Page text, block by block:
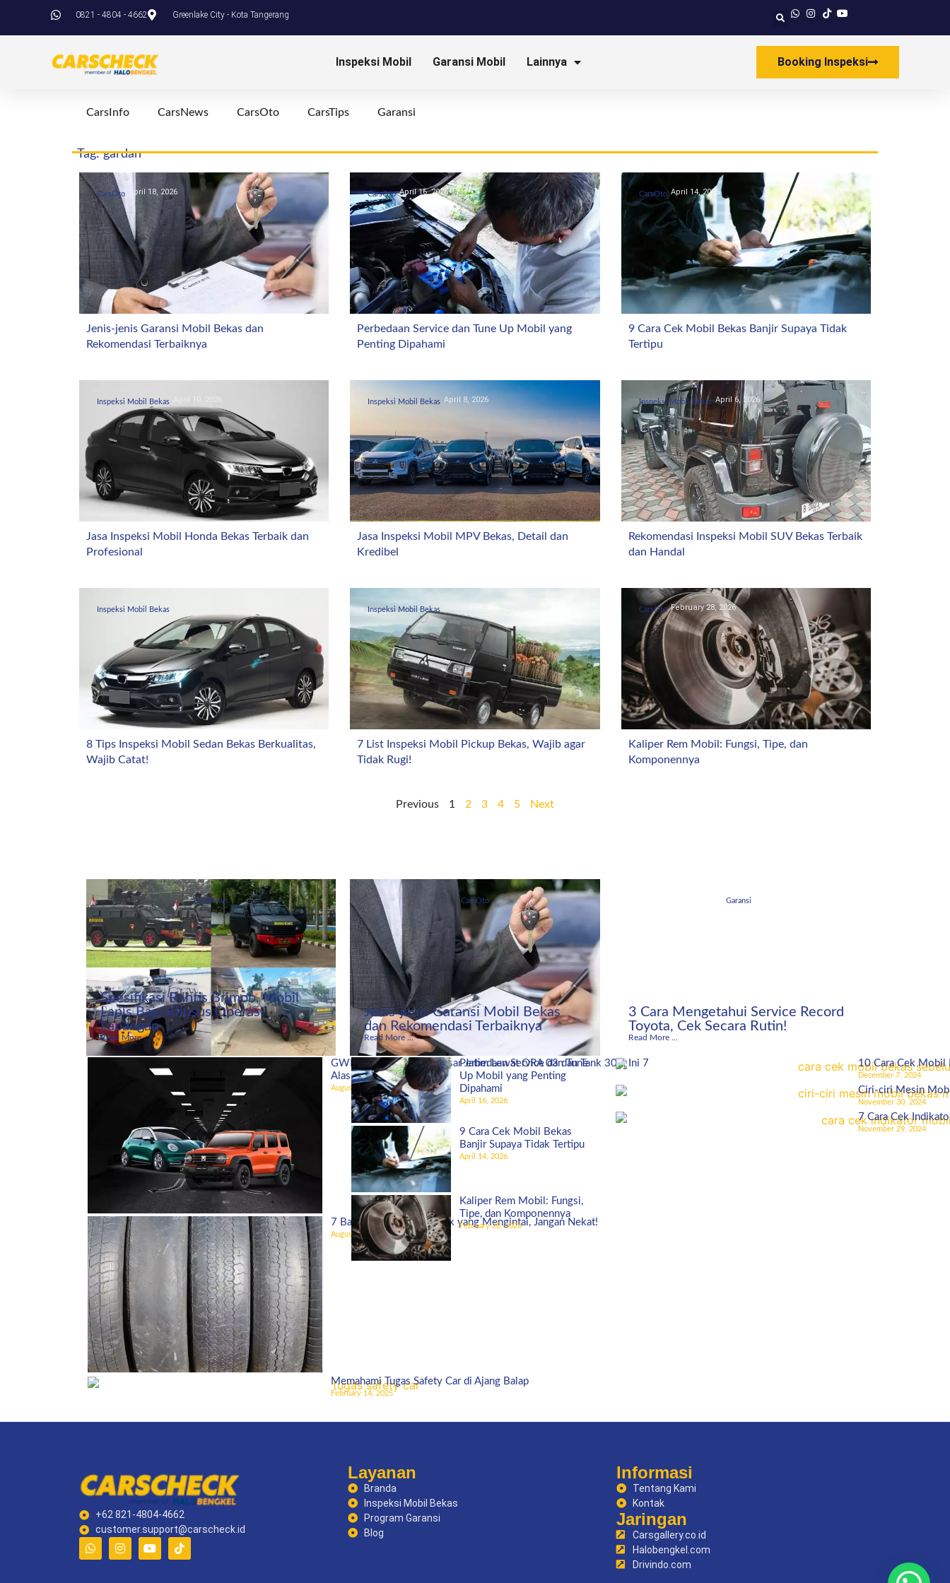
0821 - 4804 - 4662 Greenlake City - Kota Tangerang
Inspeksi Mobil Garansi Mobil Lainnya Booking Inspeksi
CarsInfo CarsNews CarsOto CarsTips Garansi
Tag: gardan
CarsOto April 18, 2026
Jenis-jenis Garansi Mobil Bekas dan
Rekomendasi Terbaiknya
CarsOto April 16, 2026
Perbedaan Service dan Tune Up Mobil yang
Penting Dipahami
CarsOto April 14, 2026
9 Cara Cek Mobil Bekas Banjir Supaya Tidak
Tertipu
Inspeksi Mobil Bekas
Jasa Inspeksi Mobil Honda Bekas Terbaik dan
Profesional
Inspeksi Mobil Bekas April 8, 2026
Jasa Inspeksi Mobil MPV Bekas, Detail dan
Kredibel
Inspeksi Mobil Bekas April 6, 2026
Rekomendasi Inspeksi Mobil SUV Bekas Terbaik
dan Handal
Inspeksi Mobil Bekas
8 Tips Inspeksi Mobil Sedan Bekas Berkualitas,
Wajib Catat!
Inspeksi Mobil Bekas
7 List Inspeksi Mobil Pickup Bekas, Wajib agar
Tidak Rugi!
CarsOto February 28, 2026
Kaliper Rem Mobil: Fungsi, Tipe, dan
Komponennya
Previous 1 2 3 4 5 Next
CarsNews
Spesifikasi Rantis Brimob, Mobil
Lapis Baja Khusus Operasi
Lapangan
Read More ...
GWM Indonesia Bidik Pasar Jatim Lewat ORA 03 dan Tank 300, Ini 7
Alasannya!
August 27, 2025
7 Bahaya Ban Mobil Botak yang Mengintai, Jangan Nekat!
August 5, 2025
Memahami Tugas Safety Car di Ajang Balap
February 14, 2025
CarsOto
Jenis-jenis Garansi Mobil Bekas
dan Rekomendasi Terbaiknya
Read More ...
Perbedaan Service dan Tune
Up Mobil yang Penting
Dipahami
April 16, 2026
9 Cara Cek Mobil Bekas
Banjir Supaya Tidak Tertipu
April 14, 2026
Kaliper Rem Mobil: Fungsi,
Tipe, dan Komponennya
February 28, 2026
Garansi
3 Cara Mengetahui Service Record
Toyota, Cek Secara Rutin!
Read More ...
10 Cara Cek Mobil
December 7, 2024
Ciri-ciri Mesin
November 30, 2024
7 Cara Cek
November 29, 2024
+62 821-4804-4662
customer.support@carscheck.id
Layanan
Branda
Inspeksi Mobil Bekas
Program Garansi
Blog
Informasi
Tentang Kami
Kontak
Jaringan
Carsgallery.co.id
Halobengkel.com
Drivindo.com